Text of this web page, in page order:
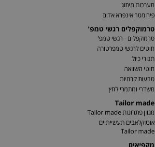
מערכות מיתוג
פירומטר אינפרא אדום
טרמוקפלים רגשי טמפ'
טרמוקפלים - רגשי טמפ'
חוטים לרגשי טמפרטורה
תנורי כיול
חוטי השוואה
טבעות קרמיות
משדרי ומתמרי לחץ
Tailor made
מגוון פתרונות Tailor made
אוטוקלאבים תעשייתיים
Tailor made
מקפיאים